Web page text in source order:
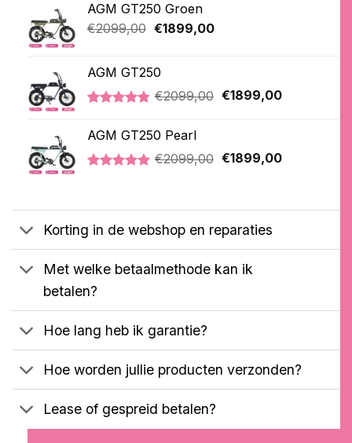
AGM GT250 Groen
€2099,00 Oorspronkelijke
€2099,00.
€1899,00Huidige
AGM GT250
4.76op 5
gebaseerd
op
klantbeoordelingen
€2099,00 Oorspronkelijke
€1899,00Huidige
AGM GT250 Pearl
klantbeoordelingen
€2099,00 Oorspronkelijke
€1899,00Huidige
Korting in de webshop en reparaties
Met welke betaalmethode kan ik
betalen?
Hoe lang heb ik garantie?
Hoe worden jullie producten verzonden?
Lease of gespreid betalen?